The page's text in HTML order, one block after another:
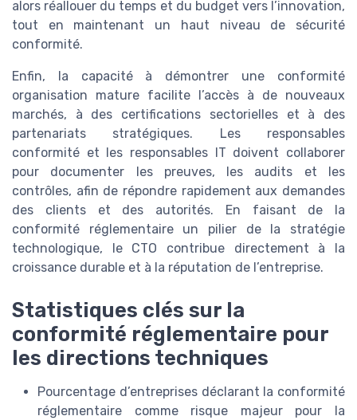
alors réallouer du temps et du budget vers l’innovation,
tout en maintenant un haut niveau de sécurité
conformité.
Enfin, la capacité à démontrer une conformité
organisation mature facilite l’accès à de nouveaux
marchés, à des certifications sectorielles et à des
partenariats stratégiques. Les responsables
conformité et les responsables IT doivent collaborer
pour documenter les preuves, les audits et les
contrôles, afin de répondre rapidement aux demandes
des clients et des autorités. En faisant de la
conformité réglementaire un pilier de la stratégie
technologique, le CTO contribue directement à la
croissance durable et à la réputation de l’entreprise.
Statistiques clés sur la
conformité réglementaire pour
les directions techniques
Pourcentage d’entreprises déclarant la conformité
réglementaire comme risque majeur pour la